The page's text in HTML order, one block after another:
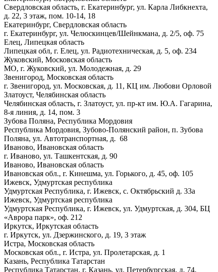
Свердловская область, г. Екатеринбург, ул. Карла Либкнехта,
д. 22, 3 этаж, пом. 10-14, 18
Екатеринбург, Свердловская область
г. Екатеринбург, ул. Челюскинцев/Шейнкмана, д. 2/5, оф. 75
Елец, Липецкая область
Липецкая обл, г. Елец, ул. Радиотехническая, д. 5, оф. 234
Жуковский, Московская область
МО, г. Жуковский, ул. Молодежная, д. 29
Звенигород, Московская область
г. Звенигород, ул. Московская, д. 11, КЦ им. Любови Орловой
Златоуст, Челябинская область
Челябинская область, г. Златоуст, ул. пр-кт им. Ю.А. Гагарина,
8-я линия, д. 14, пом. 3
Зубова Поляна, Республика Мордовия
Республика Мордовия, Зубово-Полянский район, п. Зубова
Поляна, ул. Автотранспортная, д. 68
Иваново, Ивановская область
г. Иваново, ул. Ташкентская, д. 90
Иваново, Ивановская область
Ивановская обл., г. Кинешма, ул. Горького, д. 45, оф. 105
Ижевск, Удмуртская республика
Удмуртская Республика, г. Ижевск, с. Октябрьский д. 33а
Ижевск, Удмуртская республика
Удмуртская Республика, г. Ижевск, ул. Удмуртская, д. 304, БЦ
«Аврора парк», оф. 212
Иркутск, Иркутская область
г. Иркутск, ул. Дзержинского, д. 19, 3 этаж
Истра, Московская область
Московская обл., г. Истра, ул. Пролетарская, д. 1
Казань, Республика Татарстан
Республика Татарстан, г. Казань, ул. Петербургская, д. 74,